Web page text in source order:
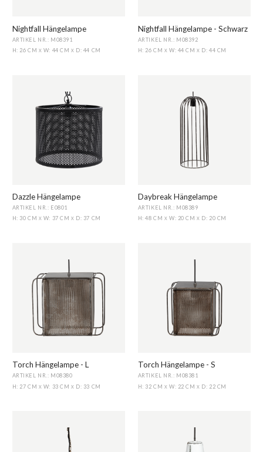
Nightfall Hängelampe
ARTIKEL NR.: M08391
H: 26 CM X W: 44 CM X D: 44 CM
Nightfall Hängelampe - Schwarz
ARTIKEL NR.: M08392
H: 26 CM X W: 44 CMX D: 44 CM
Dazzle Hängelampe
ARTIKEL NR.: E0801
H: 30 CM X W: 37 CM X D: 37 CM
Daybreak Hängelampe
ARTIKEL NR.: M08389
H: 48 CM X W: 20 CMX D: 20 CM
Torch Hängelampe - L
ARTIKEL NR.: M08380
H: 27 CM X W: 33 CM X D: 33 CM
Torch Hängelampe - S
ARTIKEL NR.: M08381
H: 32 CM X W: 22 CMX D: 22 CM